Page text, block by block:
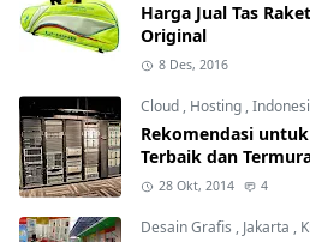
Harga Jual Tas
Original
8 Des, 2016
Cloud, Hosting,
Rekomendasi
Terbaik dan
28 Okt, 2014 4
Desain Grafis , Jakarta ,